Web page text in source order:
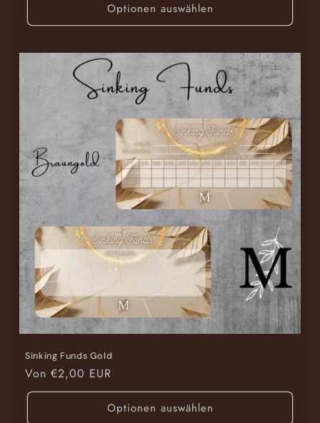
Optionen auswählen
Sinking Funds Gold
Normaler
Preis
Von €2,00 EUR
Optionen auswählen